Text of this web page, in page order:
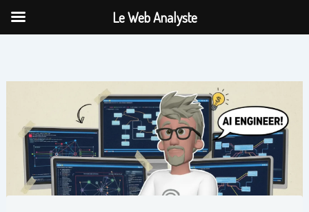
Aller
Le Web Analyste